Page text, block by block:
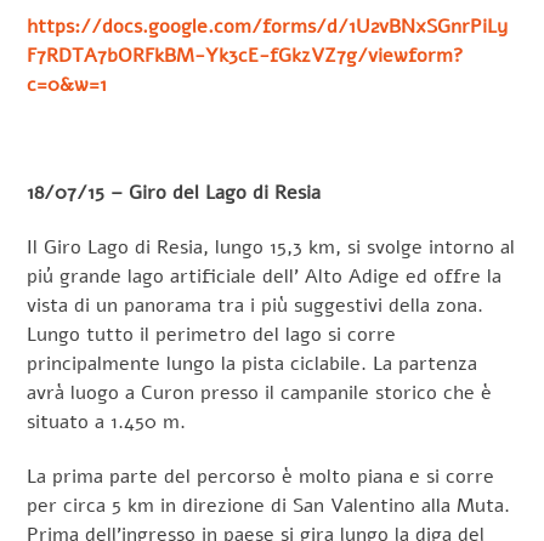
https://docs.google.com/forms/d/1U2vBNxSGnrPiLy
F7RDTA7bORFkBM-Yk3cE-fGkzVZ7g/viewform?
c=0&w=1
18/07/15 – Giro del Lago di Resia
Il Giro Lago di Resia, lungo 15,3 km, si svolge intorno al
piú grande lago artificiale dell’ Alto Adige ed offre la
vista di un panorama tra i più suggestivi della zona.
Lungo tutto il perimetro del lago si corre
principalmente lungo la pista ciclabile. La partenza
avrà luogo a Curon presso il campanile storico che è
situato a 1.450 m.
La prima parte del percorso è molto piana e si corre
per circa 5 km in direzione di San Valentino alla Muta.
Prima dell’ingresso in paese si gira lungo la diga del